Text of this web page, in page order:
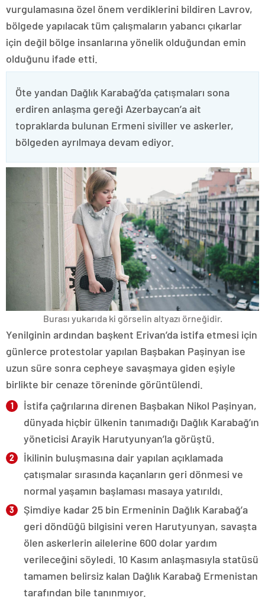
vurgulamasına özel önem verdiklerini bildiren Lavrov,
bölgede yapılacak tüm çalışmaların yabancı çıkarlar
için değil bölge insanlarına yönelik olduğundan emin
olduğunu ifade etti.
Öte yandan Dağlık Karabağ’da çatışmaları sona
erdiren anlaşma gereği Azerbaycan’a ait
topraklarda bulunan Ermeni siviller ve askerler,
bölgeden ayrılmaya devam ediyor.
Burası yukarıda ki görselin altyazı örneğidir.
Yenilginin ardından başkent Erivan’da istifa etmesi için
günlerce protestolar yapılan Başbakan Paşinyan ise
uzun süre sonra cepheye savaşmaya giden eşiyle
birlikte bir cenaze töreninde görüntülendi.
İstifa çağrılarına direnen Başbakan Nikol Paşinyan,
dünyada hiçbir ülkenin tanımadığı Dağlık Karabağ’ın
yöneticisi Arayik Harutyunyan’la görüştü.
İkilinin buluşmasına dair yapılan açıklamada
çatışmalar sırasında kaçanların geri dönmesi ve
normal yaşamın başlaması masaya yatırıldı.
Şimdiye kadar 25 bin Ermeninin Dağlık Karabağ’a
geri döndüğü bilgisini veren Harutyunyan, savaşta
ölen askerlerin ailelerine 600 dolar yardım
verileceğini söyledi. 10 Kasım anlaşmasıyla statüsü
tamamen belirsiz kalan Dağlık Karabağ Ermenistan
tarafından bile tanınmıyor.